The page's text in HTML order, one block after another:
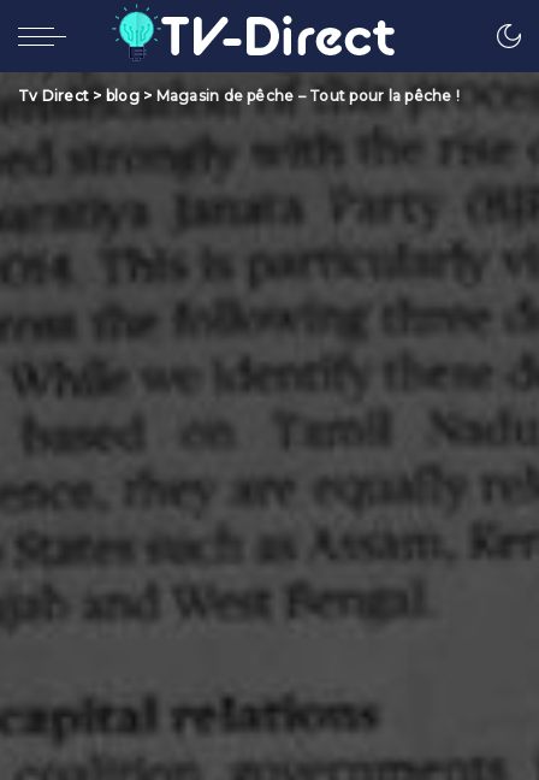
Tv Direct > blog> Magasin de pêche – Tout pour la pêche !